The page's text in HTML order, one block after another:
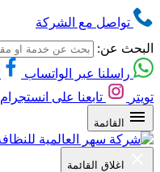
تواصل مع الشركة
البحث عن:
راسلنا عبر الواتساب
تويتر
تابعنا على انستجرام
القائمة
اغلاق القائمة